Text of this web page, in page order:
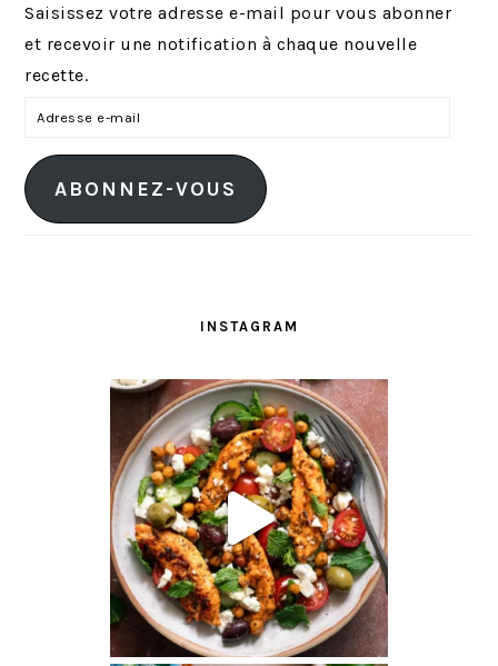
Saisissez votre adresse e-mail pour vous abonner
et recevoir une notification à chaque nouvelle
recette.
r
e
ABONNEZ-VOUS
INSTAGRAM